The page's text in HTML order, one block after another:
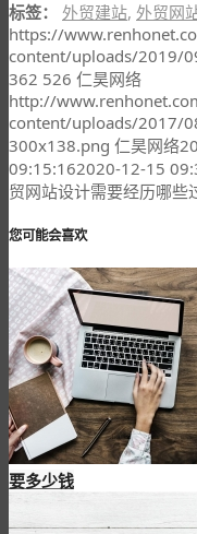
标签：
外贸建站, 外贸网
https://
content/uploads/2019/
362 526 仁昊网络
http://
content/uploads/2017/
300x138.png 仁昊网络
09:15:162020-12-15
贸网站设计需要经历哪些
您可能会喜欢
要多少钱